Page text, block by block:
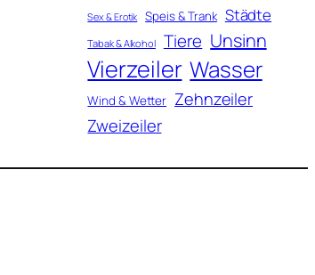
Sex & Erotik Speis & Trank Städte
Tabak & Alkohol Tiere Unsinn
Vierzeiler Wasser
Wind & Wetter Zehnzeiler
Zweizeiler